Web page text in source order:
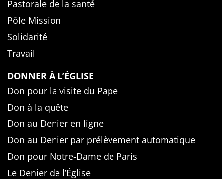
Pastorale de la santé
Pôle Mission
Solidarité
Travail
DONNER À L’ÉGLISE
Don pour la visite du Pape
Don à la quête
Don au Denier en ligne
Don au Denier par prélèvement automatique
Don pour Notre-Dame de Paris
Le Denier de l’Église